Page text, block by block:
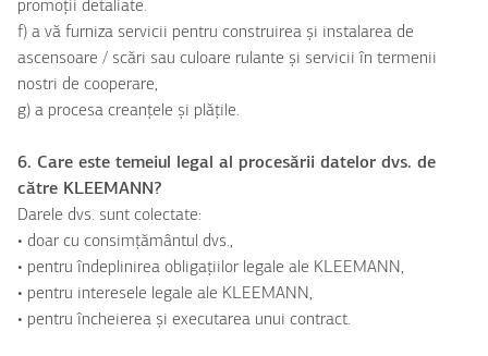
promoții detaliate.
f) a vă furniza servicii pentru construirea și instalarea de
ascensoare / scări sau culoare rulante și servicii în termenii
nostri de cooperare,
g) a procesa creanțele și plățile.
6. Care este temeiul legal al procesării datelor dvs. de
către KLEEMANN?
Darele dvs. sunt colectate:
• doar cu consimțământul dvs.,
• pentru îndeplinirea obligațiilor legale ale KLEEMANN,
• pentru interesele legale ale KLEEMANN,
• pentru încheierea și executarea unui contract.